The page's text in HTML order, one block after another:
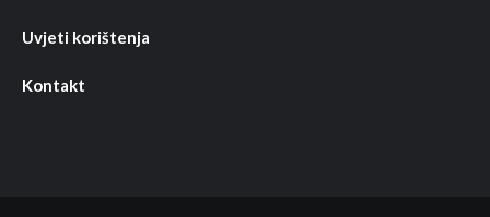
Uvjeti korištenja
Kontakt